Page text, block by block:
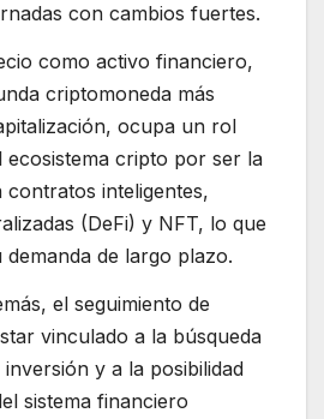
con cambios fuertes.
como activo financiero,
criptomoneda más
ocupa un rol
cripto por ser la
inteligentes,
(DeFi) y NFT, lo que
de largo plazo.
el seguimiento de
vinculado a la búsqueda
y a la posibilidad
sistema financiero